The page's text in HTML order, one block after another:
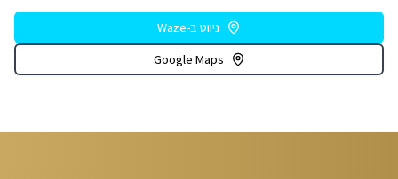
ניווט ב-Waze
Google Maps